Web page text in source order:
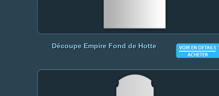
Découpe Empire Fond de Hotte